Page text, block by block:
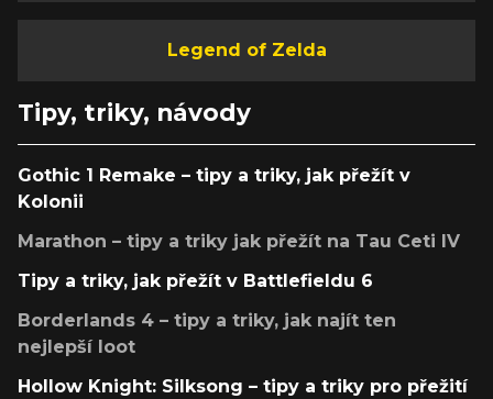
Legend of Zelda
Tipy, triky, návody
Gothic 1 Remake – tipy a triky, jak přežít v
Kolonii
Marathon – tipy a triky jak přežít na Tau Ceti IV
Tipy a triky, jak přežít v Battlefieldu 6
Borderlands 4 – tipy a triky, jak najít ten
nejlepší loot
Hollow Knight: Silksong – tipy a triky pro přežití